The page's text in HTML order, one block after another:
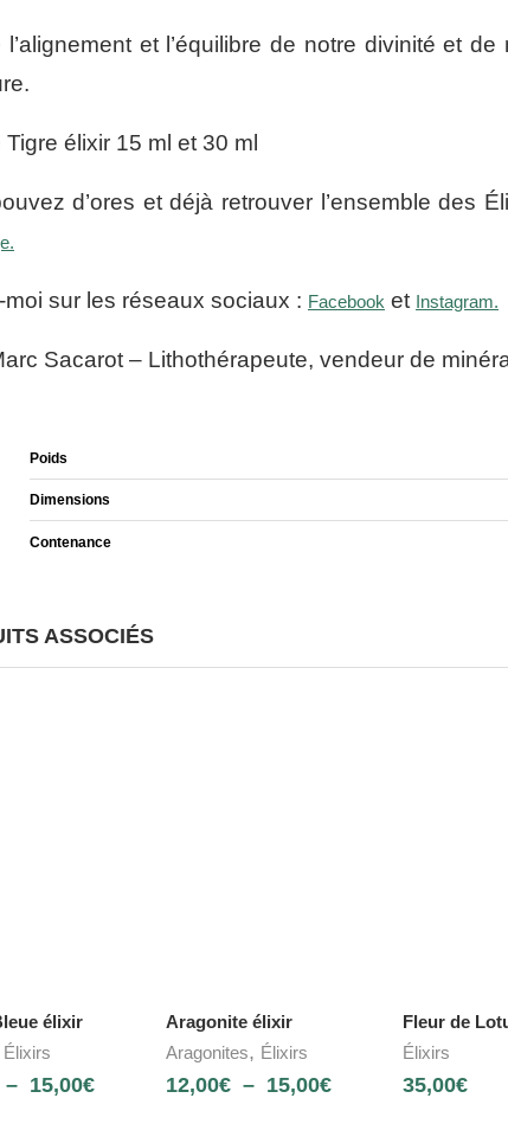
l’alignement et l’équilibre de notre divinité et
Tigre élixir 15 ml et 30 ml
d’ores et déjà retrouver l’ensemble des
moi sur les réseaux sociaux : Facebook et Instagram.
Sacarot – Lithothérapeute, vendeur de
Poids
Dimensions
Contenance
ASSOCIÉS
élixir
Élixirs
– 15,00€
Aragonite élixir
Aragonites, Élixirs
12,00€ – 15,00€
Fleur de
Élixirs
35,00€